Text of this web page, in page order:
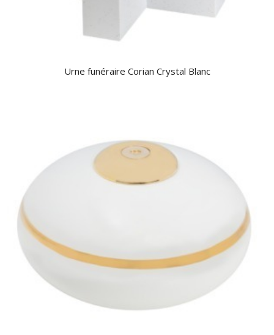
Urne funéraire Corian Crystal Blanc